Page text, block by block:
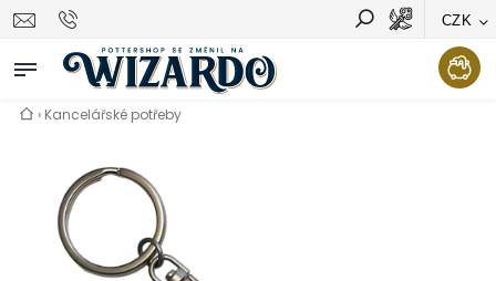
CZK
Vyhledávání Hledat
› Kancelářské potřeby